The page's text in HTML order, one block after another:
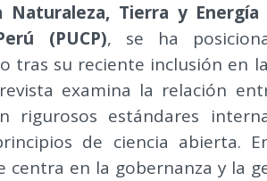
Tierra y
(PUCP), se ha
tras su reciente inclusión en
revista examina la relación
rigurosos estándares
de ciencia abierta.
centra en la gobernanza y la